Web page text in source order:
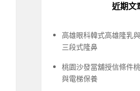
近期文
高雄眼科韓式高雄隆乳
三段式隆鼻
桃園沙發當舖授信條件
與電梯保養